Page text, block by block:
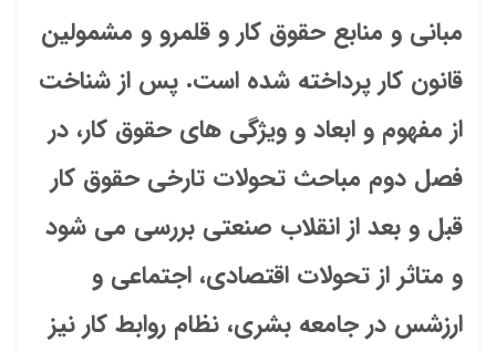
مبانی و منابع حقوق کار و قلمرو و مشمولین
قانون کار پرداخته شده است. پس از شناخت
از مفهوم و ابعاد و ویژگی های حقوق کار، در
فصل دوم مباحث تحولات تارخی حقوق کار
قبل و بعد از انقلاب صنعتی بررسی می شود
و متاثر از تحولات اقتصادی، اجتماعی و
ارزشس در جامعه بشری، نظام روابط کار نیز